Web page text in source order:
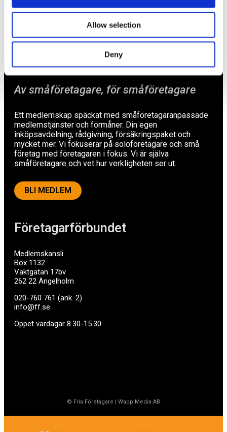
Allow selection
Deny
Företagarförbundet
Medlemskansli
Box 1132
Vaktgatan 17bv
262 22 Ängelholm
020-760 761 (ank. 2)
info@ff.se
Öppet vardagar 8.30-15.30
Av småföretagare, för småföretagare
Ett medlemskap späckat med småföretagaranpassade
medlemstjänster och förmåner. Din egen
inköpsavdelning, rådgivning, försäkringspaket och
mycket mer. Vi fokuserar på soloföretagare och små
företag med företagaren i fokus. Vi är själva
småföretagare och vet hur verkligheten ser ut.
BLI MEDLEM
Tips
Nyheter
© Fria Företagare | Wapp Media AB